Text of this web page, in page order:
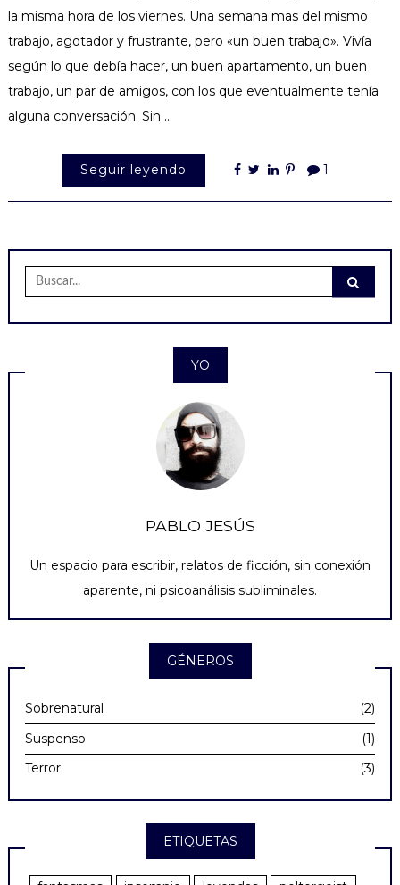
la misma hora de los viernes. Una semana mas del mismo
trabajo, agotador y frustrante, pero «un buen trabajo». Vivía
según lo que debía hacer, un buen apartamento, un buen
trabajo, un par de amigos, con los que eventualmente tenía
alguna conversación. Sin …
Seguir leyendo 1
Buscar:
YO
PABLO JESÚS
Un espacio para escribir, relatos de ficción, sin conexión
aparente, ni psicoanálisis subliminales.
GÉNEROS
Sobrenatural
(2)
Suspenso
(1)
Terror
(3)
ETIQUETAS